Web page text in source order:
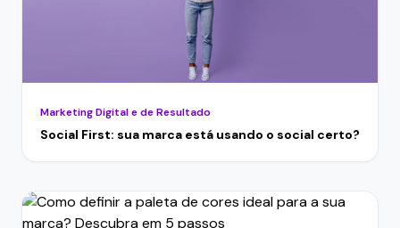
Marketing Digital e de Resultado
Social First: sua marca está usando o social certo?